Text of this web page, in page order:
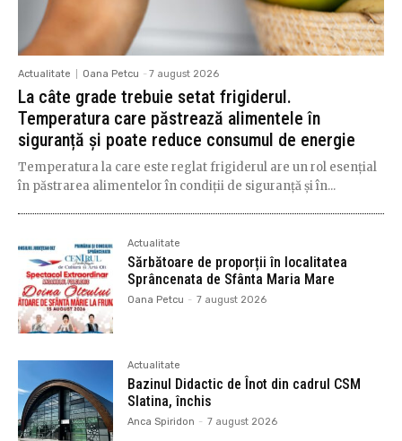
Actualitate Oana Petcu - 7 august 2026
La câte grade trebuie setat frigiderul.
Temperatura care păstrează alimentele în
siguranță și poate reduce consumul de energie
Temperatura la care este reglat frigiderul are un rol esențial
în păstrarea alimentelor în condiții de siguranță și în...
Actualitate
Sărbătoare de proporții în localitatea
Sprâncenata de Sfânta Maria Mare
Oana Petcu - 7 august 2026
Actualitate
Bazinul Didactic de Înot din cadrul CSM
Slatina, închis
Anca Spiridon - 7 august 2026